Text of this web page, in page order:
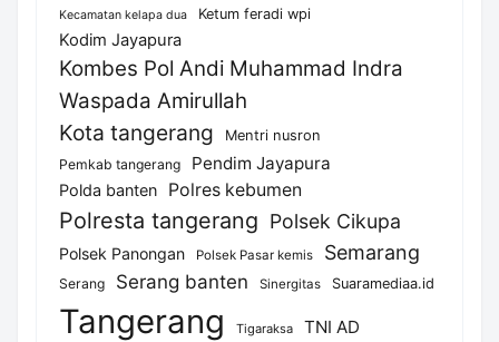
Kecamatan kelapa dua Ketum feradi wpi
Kodim Jayapura
Kombes Pol Andi Muhammad Indra
Waspada Amirullah
Kota tangerang
Mentri nusron
Pemkab tangerang
Pendim Jayapura
Polda banten Polres kebumen
Polresta tangerang Polsek Cikupa
Polsek Panongan Polsek Pasar kemis Semarang
Serang Serang banten Sinergitas Suaramediaa.id
Tangerang Tigaraksa
TNI AD